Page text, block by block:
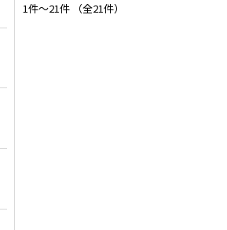
1件～21件 （全21件）